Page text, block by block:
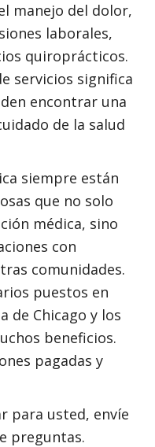
manejo del dolor,
laborales,
quiroprácticos.
servicios significa
encontrar una
de la salud
siempre están
que no solo
médica, sino
con
comunidades.
puestos en
de Chicago y los
beneficios.
pagadas y
para usted, envíe
preguntas.